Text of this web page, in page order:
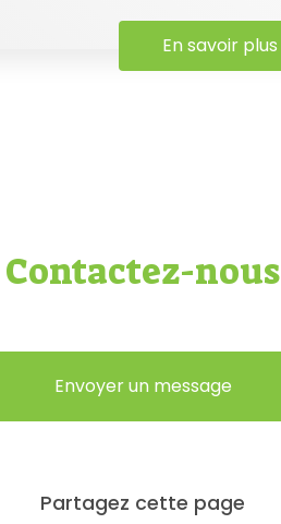
En savoir plus
Contactez-nous
Envoyer un message
Partagez cette page